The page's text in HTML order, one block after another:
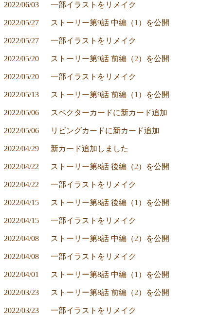
2022/06/03	一部イラストをリメイク
2022/05/27	ストーリー第9話 中編（1）を公開
2022/05/27	一部イラストをリメイク
2022/05/20	ストーリー第9話 前編（2）を公開
2022/05/20	一部イラストをリメイク
2022/05/13	ストーリー第9話 前編（1）を公開
2022/05/06	スペクターカードに新カード追加
2022/05/06	リビングカードに新カード追加
2022/04/29	新カード追加しました
2022/04/22	ストーリー第8話 後編（2）を公開
2022/04/22	一部イラストをリメイク
2022/04/15	ストーリー第8話 後編（1）を公開
2022/04/15	一部イラストをリメイク
2022/04/08	ストーリー第8話 中編（2）を公開
2022/04/08	一部イラストをリメイク
2022/04/01	ストーリー第8話 中編（1）を公開
2022/03/23	ストーリー第8話 前編（2）を公開
2022/03/23	一部イラストをリメイク